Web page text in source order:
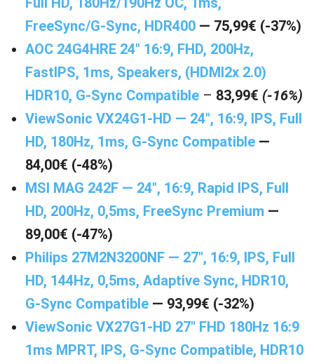
FreeSync/G-Sync, HDR400 — 75,99€ (-37%)
AOC 24G4HRE 24″ 16:9, FHD, 200Hz,
FastIPS, 1ms, Speakers, (HDMI2x 2.0)
HDR10, G-Sync Compatible – 83,99€ (-16%)
ViewSonic VX24G1-HD — 24″, 16:9, IPS, Full
HD, 180Hz, 1ms, G-Sync Compatible —
84,00€ (-48%)
MSI MAG 242F — 24″, 16:9, Rapid IPS, Full
HD, 200Hz, 0,5ms, FreeSync Premium —
89,00€ (-47%)
Philips 27M2N3200NF — 27″, 16:9, IPS, Full
HD, 144Hz, 0,5ms, Adaptive Sync, HDR10,
G-Sync Compatible — 93,99€ (-32%)
ViewSonic VX27G1-HD 27″ FHD 180Hz 16:9
1ms MPRT, IPS, G-Sync Compatible, HDR10